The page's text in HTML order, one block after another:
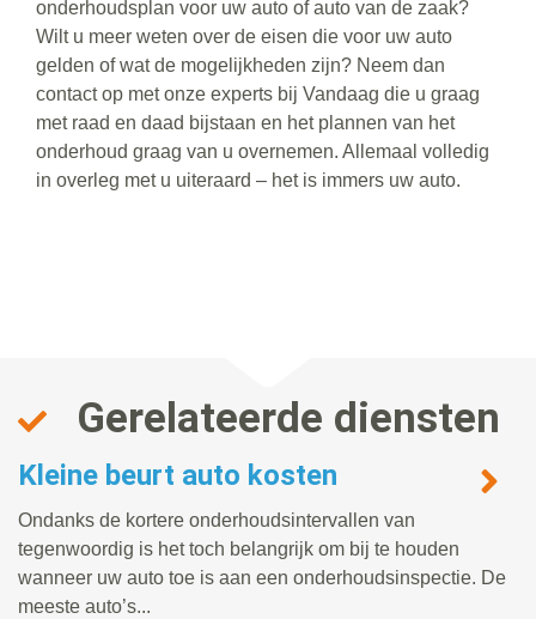
onderhoudsplan voor uw auto of auto van de zaak?
Wilt u meer weten over de eisen die voor uw auto
gelden of wat de mogelijkheden zijn? Neem dan
contact op met onze experts bij Vandaag die u graag
met raad en daad bijstaan en het plannen van het
onderhoud graag van u overnemen. Allemaal volledig
in overleg met u uiteraard – het is immers uw auto.
Gerelateerde diensten
Kleine beurt auto kosten
Ondanks de kortere onderhoudsintervallen van
tegenwoordig is het toch belangrijk om bij te houden
wanneer uw auto toe is aan een onderhoudsinspectie. De
meeste auto’s...